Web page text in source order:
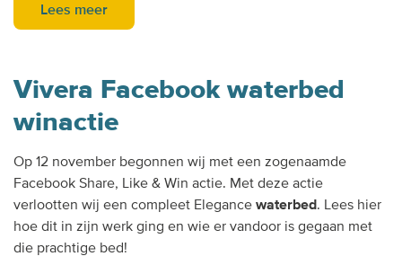
Lees meer
Vivera Facebook waterbed
winactie
Op 12 november begonnen wij met een zogenaamde
Facebook Share, Like & Win actie. Met deze actie
verlootten wij een compleet Elegance waterbed. Lees hier
hoe dit in zijn werk ging en wie er vandoor is gegaan met
die prachtige bed!